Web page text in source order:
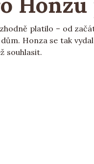
platilo – od
Honza se tak
souhlasit.